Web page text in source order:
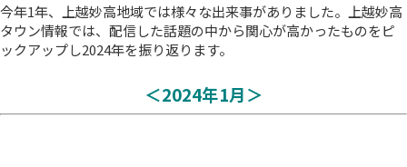
今年1年、上越妙高地域では様々な出来事がありました。上越妙高
タウン情報では、配信した話題の中から関心が高かったものをピ
ックアップし2024年を振り返ります。
＜2024年1月＞